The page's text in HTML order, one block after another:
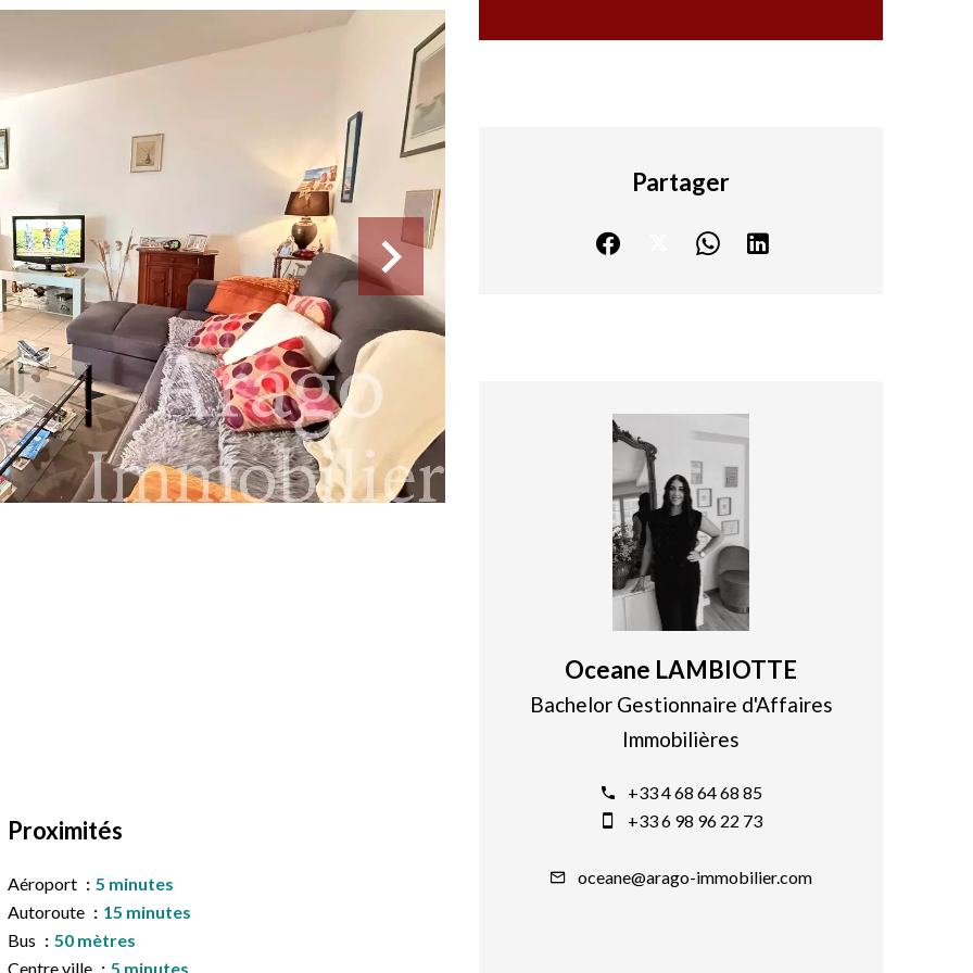
Proximités
Aéroport
5 minutes
Autoroute
15 minutes
Bus
50 mètres
Centre ville
5 minutes
Partager
Oceane LAMBIOTTE
Bachelor Gestionnaire d'Affaires
Immobilières
+33 4 68 64 68 85
+33 6 98 96 22 73
oceane@arago-immobilier.com